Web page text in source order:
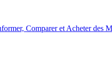
Comparer et Acheter des